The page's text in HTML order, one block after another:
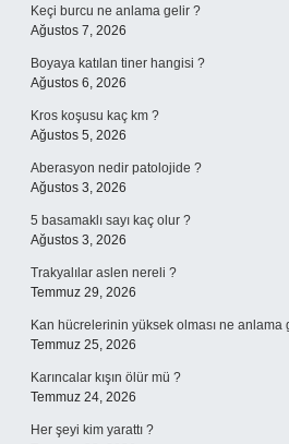
Keçi burcu ne anlama gelir ?
Ağustos 7, 2026
Boyaya katılan tiner hangisi ?
Ağustos 6, 2026
Kros koşusu kaç km ?
Ağustos 5, 2026
Aberasyon nedir patolojide ?
Ağustos 3, 2026
5 basamaklı sayı kaç olur ?
Ağustos 3, 2026
Trakyalılar aslen nereli ?
Temmuz 29, 2026
Kan hücrelerinin yüksek olması ne anlama
Temmuz 25, 2026
Karıncalar kışın ölür mü ?
Temmuz 24, 2026
Her şeyi kim yarattı ?